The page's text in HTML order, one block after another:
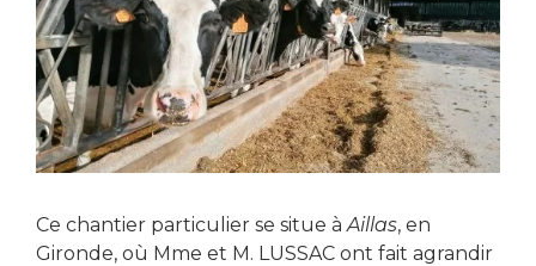
Ce chantier particulier se situe à Aillas, en
Gironde, où Mme et M. LUSSAC ont fait agrandir